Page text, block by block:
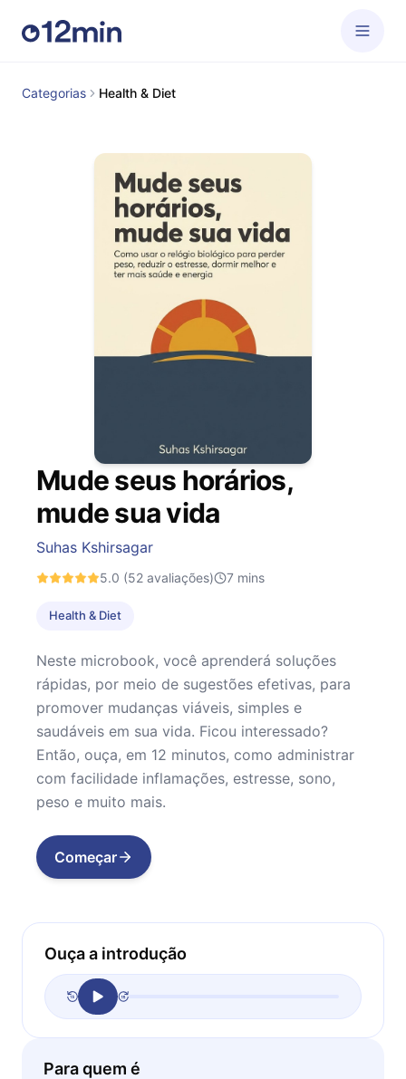
Categorias Health & Diet
Mude seus horários,
mude sua vida
Suhas Kshirsagar
5.0 (52 avaliações) 7 mins
Health & Diet
Neste microbook, você aprenderá soluções
rápidas, por meio de sugestões efetivas, para
promover mudanças viáveis, simples e
saudáveis em sua vida. Ficou interessado?
Então, ouça, em 12 minutos, como administrar
com facilidade inflamações, estresse, sono,
peso e muito mais.
Começar
Ouça a introdução
Para quem é